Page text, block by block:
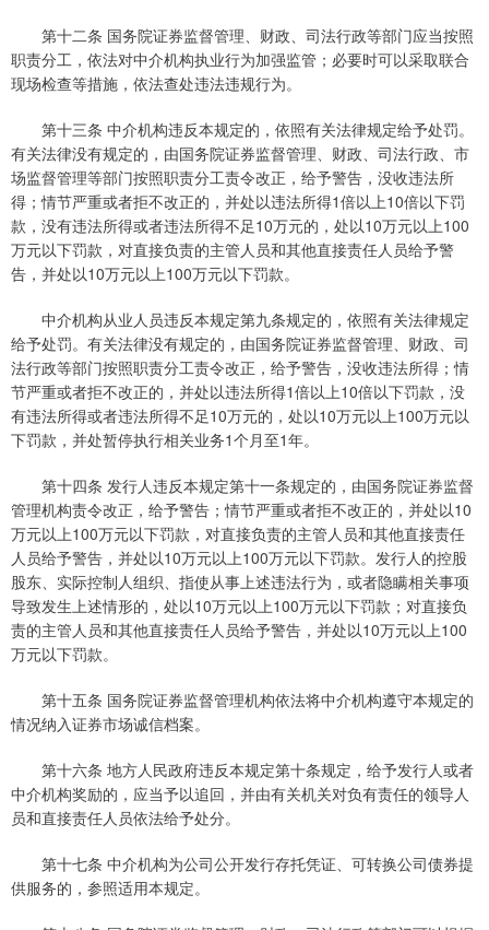
第十二条 国务院证券监督管理、财政、司法行政等部门应当按照
职责分工，依法对中介机构执业行为加强监管；必要时可以采取联合
现场检查等措施，依法查处违法违规行为。
第十三条 中介机构违反本规定的，依照有关法律规定给予处罚。
有关法律没有规定的，由国务院证券监督管理、财政、司法行政、市
场监督管理等部门按照职责分工责令改正，给予警告，没收违法所
得；情节严重或者拒不改正的，并处以违法所得1倍以上10倍以下罚
款，没有违法所得或者违法所得不足10万元的，处以10万元以上100
万元以下罚款，对直接负责的主管人员和其他直接责任人员给予警
告，并处以10万元以上100万元以下罚款。
中介机构从业人员违反本规定第九条规定的，依照有关法律规定
给予处罚。有关法律没有规定的，由国务院证券监督管理、财政、司
法行政等部门按照职责分工责令改正，给予警告，没收违法所得；情
节严重或者拒不改正的，并处以违法所得1倍以上10倍以下罚款，没
有违法所得或者违法所得不足10万元的，处以10万元以上100万元以
下罚款，并处暂停执行相关业务1个月至1年。
第十四条 发行人违反本规定第十一条规定的，由国务院证券监督
管理机构责令改正，给予警告；情节严重或者拒不改正的，并处以10
万元以上100万元以下罚款，对直接负责的主管人员和其他直接责任
人员给予警告，并处以10万元以上100万元以下罚款。发行人的控股
股东、实际控制人组织、指使从事上述违法行为，或者隐瞒相关事项
导致发生上述情形的，处以10万元以上100万元以下罚款；对直接负
责的主管人员和其他直接责任人员给予警告，并处以10万元以上100
万元以下罚款。
第十五条 国务院证券监督管理机构依法将中介机构遵守本规定的
情况纳入证券市场诚信档案。
第十六条 地方人民政府违反本规定第十条规定，给予发行人或者
中介机构奖励的，应当予以追回，并由有关机关对负有责任的领导人
员和直接责任人员依法给予处分。
第十七条 中介机构为公司公开发行存托凭证、可转换公司债券提
供服务的，参照适用本规定。